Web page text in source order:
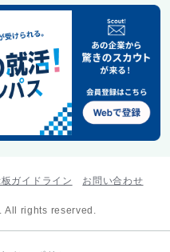
ガイドライン お問い合わせ
All rights reserved.